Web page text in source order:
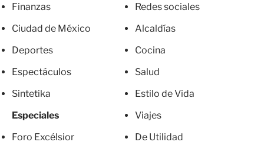
Finanzas
Ciudad de México
Deportes
Espectáculos
Sintetika
Especiales
Foro Excélsior
Redes sociales
Alcaldías
Cocina
Salud
Estilo de Vida
Viajes
De Utilidad